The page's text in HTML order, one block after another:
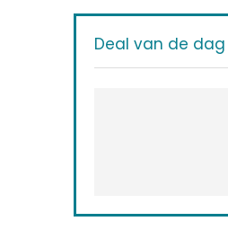
Deal van de dag